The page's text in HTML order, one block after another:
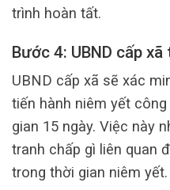
trình hoàn tất.
Bước 4: UBND cấp
UBND cấp xã sẽ xác
tiến hành niêm yết
gian 15 ngày. Việc này
tranh chấp gì liên quan
trong thời gian niêm yết.